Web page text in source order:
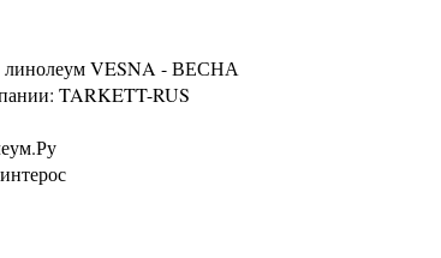
линолеум VESNA - ВЕСНА
TARKETT-RUS